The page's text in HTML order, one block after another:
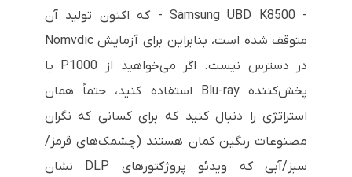
- Samsung UBD K8500 - که اکنون تولید آن
متوقف شده است، بنابراین برای آزمایش Nomvdic
در دسترس نیست. اگر می‌خواهید از P1000 با
پخش‌کننده Blu-ray استفاده کنید، حتماً همان
استراتژی را دنبال کنید که برای کسانی که نگران
مصنوعات رنگین کمان هستند (چشمک‌های قرمز/
سبز/آبی که ویدئو پروژکتورهای DLP نشان